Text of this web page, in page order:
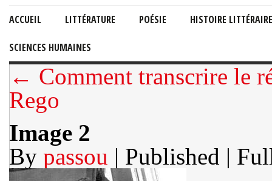
ACCUEIL LITTÉRATURE POÉSIE HISTOIRE LITTÉRAIRE
SCIENCES HUMAINES
← Comment transcrire le
Rego
Image 2
By passou | Published |